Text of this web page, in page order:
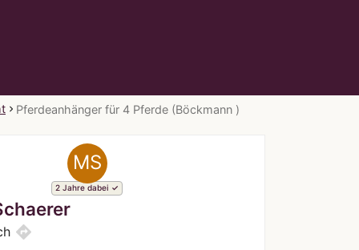
Pferdeanhänger für 4 Pferde (Böckmann )
MS
2 Jahre dabei
directions